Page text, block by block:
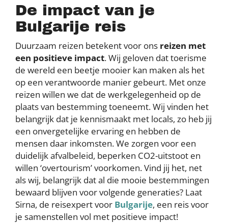
De impact van je
Bulgarije reis
Duurzaam reizen betekent voor ons reizen met
een positieve impact. Wij geloven dat toerisme
de wereld een beetje mooier kan maken als het
op een verantwoorde manier gebeurt. Met onze
reizen willen we dat de werkgelegenheid op de
plaats van bestemming toeneemt. Wij vinden het
belangrijk dat je kennismaakt met locals, zo heb jij
een onvergetelijke ervaring en hebben de
mensen daar inkomsten. We zorgen voor een
duidelijk afvalbeleid, beperken CO2-uitstoot en
willen ‘overtourism’ voorkomen. Vind jij het, net
als wij, belangrijk dat al die mooie bestemmingen
bewaard blijven voor volgende generaties? Laat
Sirna, de reisexpert voor Bulgarije, een reis voor
je samenstellen vol met positieve impact!